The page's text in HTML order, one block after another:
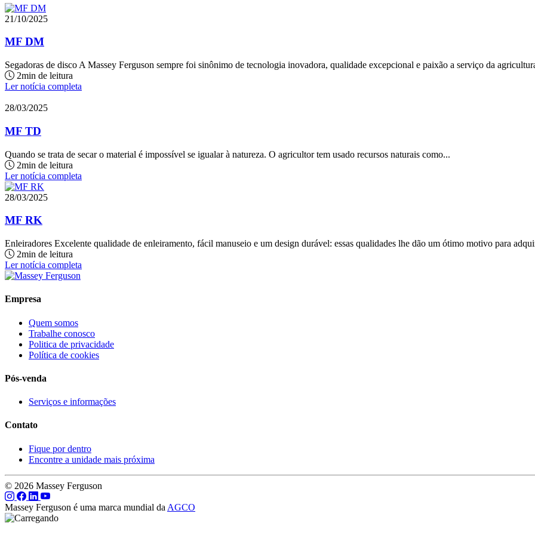
21/10/2025
MF DM
Segadoras de disco A Massey Ferguson sempre foi sinônimo de tecnologia inovadora, qualidade excepcional e paixão a serviço da
2min de leitura
Ler notícia completa
28/03/2025
MF TD
Quando se trata de secar o material é impossível se igualar à natureza. O agricultor tem usado recursos naturais como...
2min de leitura
Ler notícia completa
28/03/2025
MF RK
Enleiradores Excelente qualidade de enleiramento, fácil manuseio e um design durável: essas qualidades lhe dão um ótimo motivo para
2min de leitura
Ler notícia completa
Empresa
Quem somos
Trabalhe conosco
Politica de privacidade
Política de cookies
Pós-venda
Serviços e informações
Contato
Fique por dentro
Encontre a unidade mais próxima
© 2026 Massey Ferguson
Massey Ferguson é uma marca mundial da AGCO